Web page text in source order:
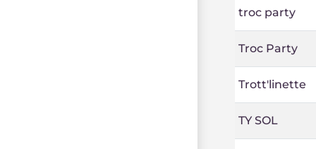
troc party
Troc Party
Trott'linette
TY SOL